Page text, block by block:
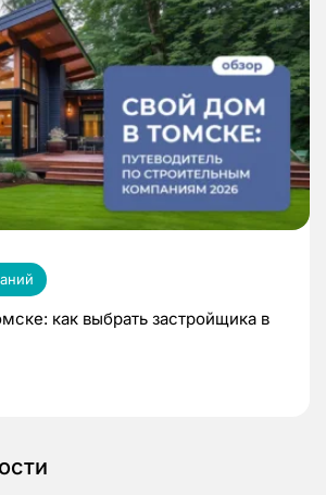
как выбрать застройщика в